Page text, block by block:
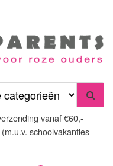
(wens)ouders
vanaf €60,-
schoolvakanties